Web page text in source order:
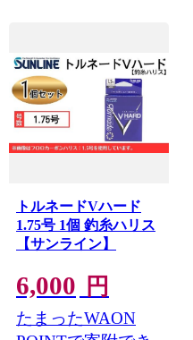
トルネードVハード
1.75号 1個 釣糸ハリス
【サンライン】
6,000 円
たまったWAON